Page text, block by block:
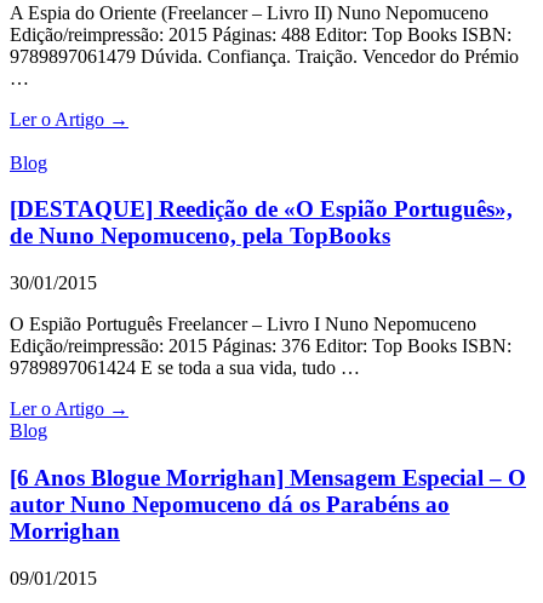
A Espia do Oriente (Freelancer – Livro II) Nuno Nepomuceno
Edição/reimpressão: 2015 Páginas: 488 Editor: Top Books ISBN:
9789897061479 Dúvida. Confiança. Traição. Vencedor do Prémio
…
Ler o Artigo →
Blog
[DESTAQUE] Reedição de «O Espião Português»,
de Nuno Nepomuceno, pela TopBooks
30/01/2015
O Espião Português Freelancer – Livro I Nuno Nepomuceno
Edição/reimpressão: 2015 Páginas: 376 Editor: Top Books ISBN:
9789897061424 E se toda a sua vida, tudo …
Ler o Artigo →
Blog
[6 Anos Blogue Morrighan] Mensagem Especial – O
autor Nuno Nepomuceno dá os Parabéns ao
Morrighan
09/01/2015